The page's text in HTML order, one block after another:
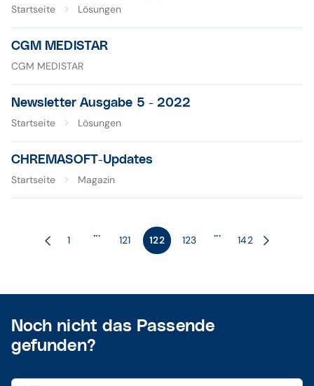
Startseite
Lösungen
CGM MEDISTAR
CGM MEDISTAR
Newsletter Ausgabe 5 - 2022
Startseite
Lösungen
CHREMASOFT-Updates
Startseite
Magazin
1
...
121 122 123
...
142
Noch nicht das Passende
gefunden?